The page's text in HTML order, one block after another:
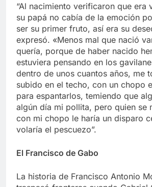
“Al nacimiento verificaron que era
su papá no cabía de la emoción
ser su primer fruto, así era su
expresó. «Menos mal que nació
quería, porque de haber nacido
estuviera pensando en los
dentro de unos cuantos años, me
subido en el techo, con un chopo
para espantarlos, temiendo que
algún día mi pollita, pero quien se
con mi chopo le haría un disparo
volaría el pescuezo”.
El Francisco de Gabo
La historia de Francisco Antonio